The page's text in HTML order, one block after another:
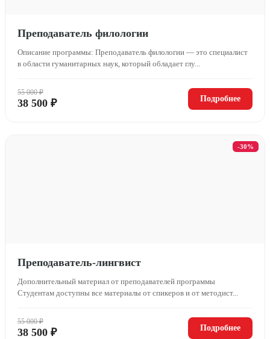
Преподаватель филологии
Описание программы: Преподаватель филологии — это специалист
в области гуманитарных наук, который обладает глу...
55 000 ₽
38 500 ₽ Подробнее
-30%
Преподаватель-лингвист
Дополнительный материал от преподавателей программы
Студентам доступны все материалы от спикеров и от методист...
55 000 ₽
38 500 ₽ Подробнее